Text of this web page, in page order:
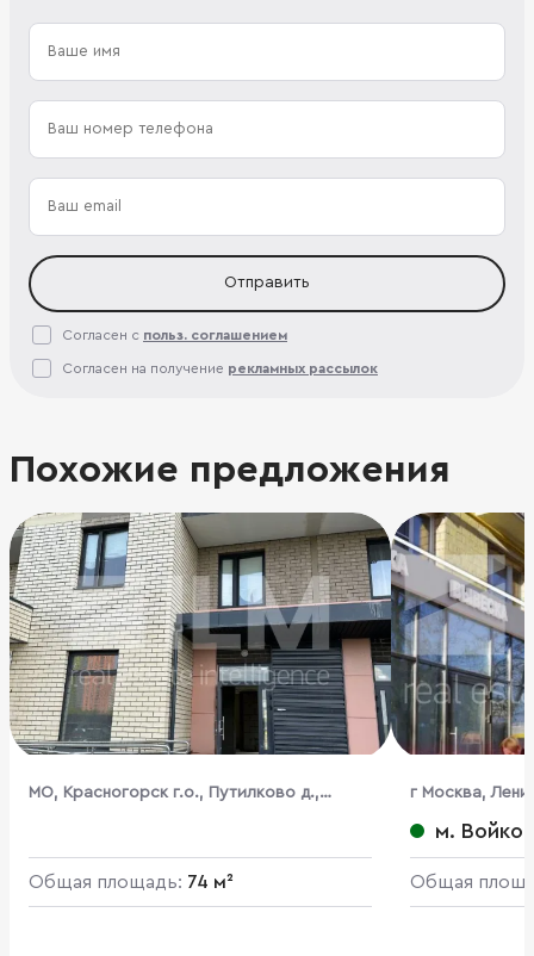
Отправить
Согласен с польз. соглашением
Согласен на получение рекламных рассылок
Похожие предложения
МО, Красногорск г.о., Путилково д.,
Общая площадь: 74 м²
г Москва,
м.
Общая